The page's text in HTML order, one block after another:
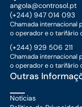
angola@controsol.pt
(+244) 947 014 093
Chamada internacional
o operador e o tarifário
(+244) 929 506 211
Chamada internacional
o operador e o tarifário
Outras
Notícias